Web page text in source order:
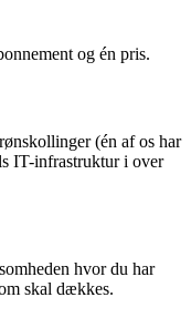
og én pris.
(én af os har
IT-infrastruktur i over
hvor du har
skal dækkes.